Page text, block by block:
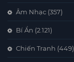
Âm Nhạc (357)
Bí Ẩn (2.121)
Chiến Tranh (449)